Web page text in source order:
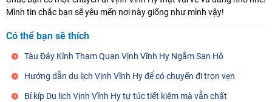
Mình tin chắc bạn sẽ yêu mến nơi này giống như mình vậy!
Có thể bạn sẽ thích
Tàu Đáy Kính Tham Quan Vịnh Vĩnh Hy Ngắm San Hô
Hướng dẫn du lịch Vịnh Vĩnh Hy để có chuyến đi trọn vẹn
Bí kíp Du lịch Vịnh Vĩnh Hy tự túc tiết kiệm mà vẫn chất